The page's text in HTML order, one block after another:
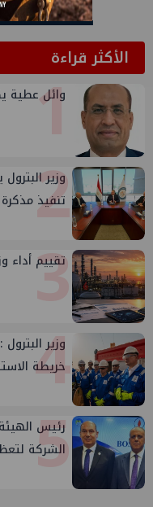
الأكثر قراءة1
وائل عطية
2
وزير
تنفيذ
3
تقييم أداء
4
وزير
خريطة
5
رئيس
الشركة